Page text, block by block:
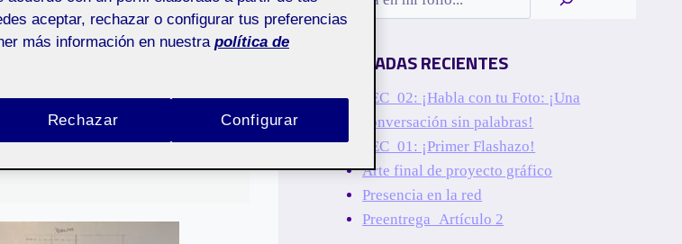
entender ENTRADAS RECIENTES
PEC_02: ¡Habla con tu Foto: ¡Una
conversación sin palabras!
PEC_01: ¡Primer Flashazo!
Arte final de proyecto gráfico
Presencia en la red
Preentrega_Artículo 2
aceptar, rechazar o configurar tus preferencias
más información en nuestra política de
Rechazar Configurar